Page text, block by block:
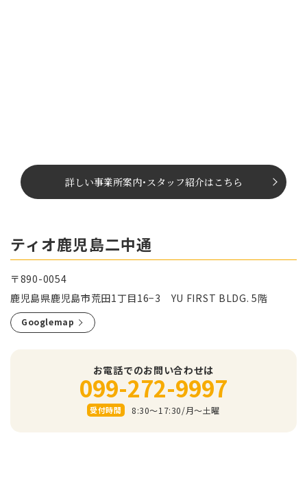
詳しい事業所案内･ スタッフ紹介はこちら
ティオ鹿児島二中通
〒890-0054
鹿児島県鹿児島市荒田1丁目16−3 YU FIRST BLDG. 5階
Googlemap
お電話でのお問い合わせは
099-272-9997
受付時間 8:30～17:30/⽉〜⼟曜